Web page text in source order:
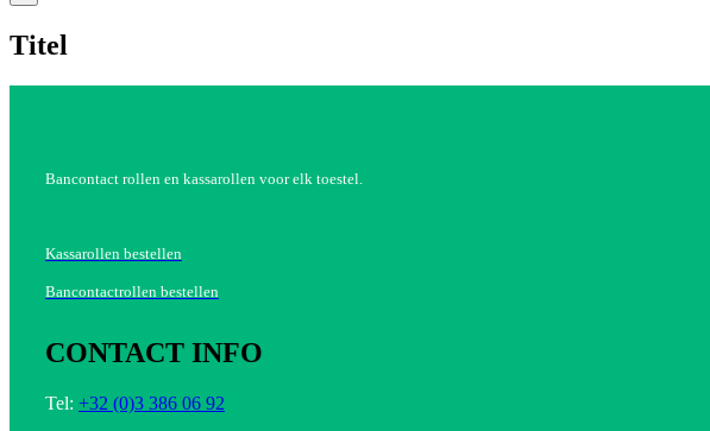
product
view
Titel
Bancontact rollen en kassarollen voor elk toestel.
Kassarollen bestellen
Bancontactrollen bestellen
CONTACT INFO
Tel: +32 (0)3 386 06 92